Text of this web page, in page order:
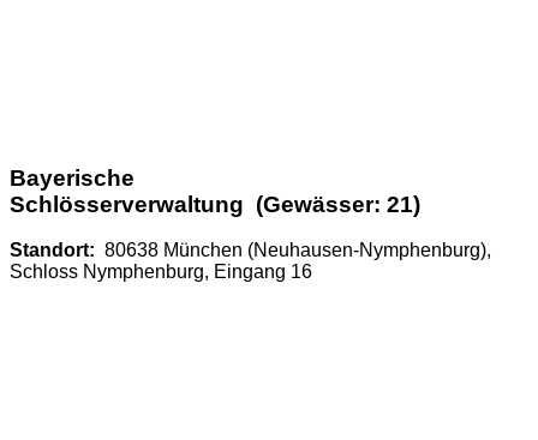
Bayerische
Schlösserverwaltung (Gewässer: 21)
Standort: 80638 München (Neuhausen-Nymphenburg),
Schloss Nymphenburg, Eingang 16